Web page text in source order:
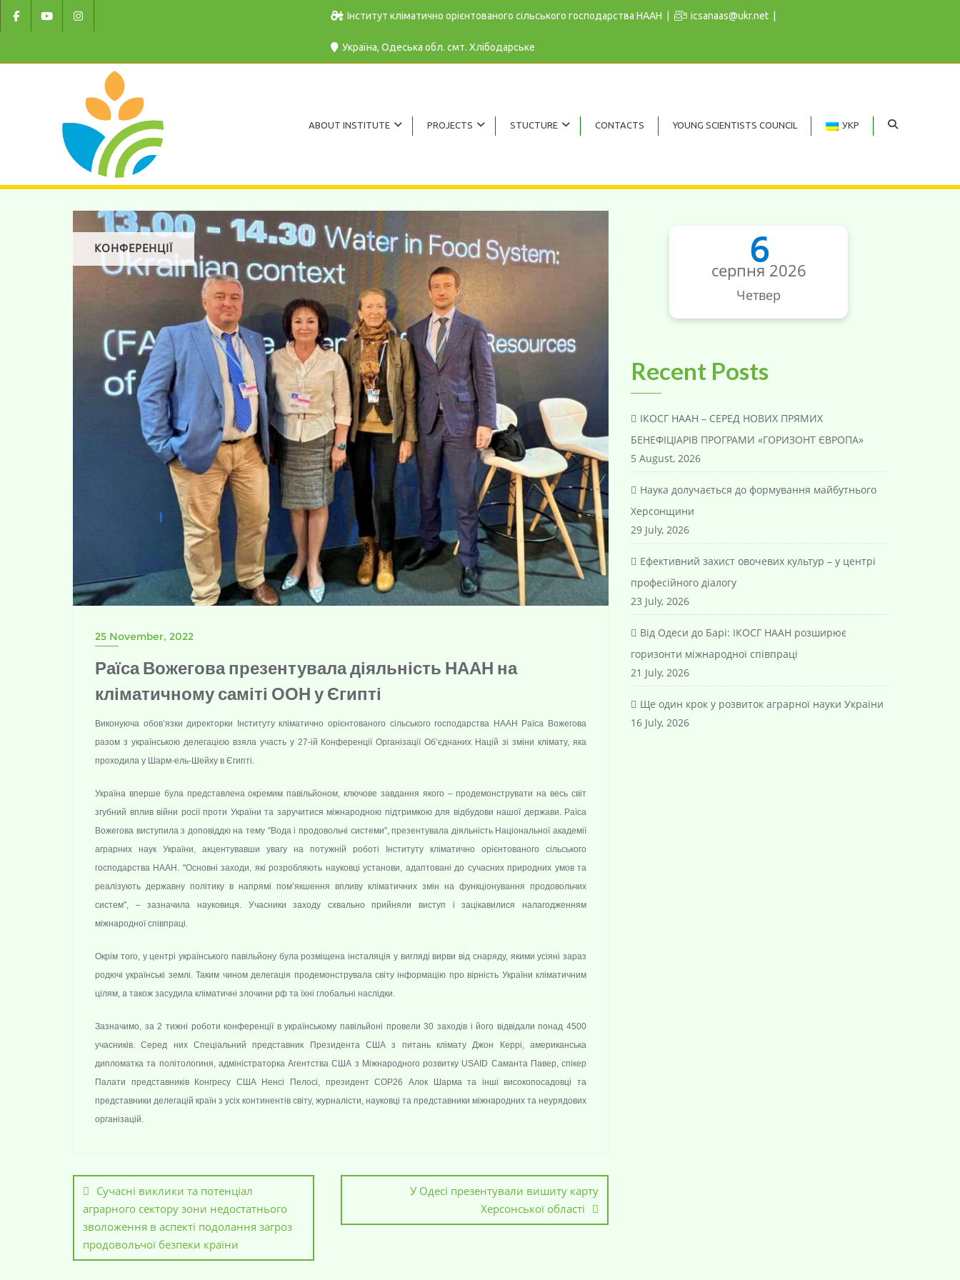
Інститут кліматично орієнтованого сільського господарства НААН icsanaas@ukr.net
Україна, Одеська обл. cмт. Хлібодарське
ABOUT INSTITUTE PROJECTS STUCTURE CONTACTS YOUNG SCIENTISTS COUNCIL УКР
КОНФЕРЕНЦІЇ
25 November, 2022
Раїса Вожегова презентувала діяльність НААН на
кліматичному саміті ООН у Єгипті
Виконуюча обов’язки директорки Інституту кліматично орієнтованого сільського господарства НААН Раїса Вожегова
разом з українською делегацією взяла участь у 27-ій Конференції Організації Об’єднаних Націй зі зміни клімату, яка
проходила у Шарм-ель-Шейху в Єгипті.
Україна вперше була представлена окремим павільйоном,ключове завдання якого – продемонструвати на весь світ
згубний вплив війни росії проти України та заручитися міжнародною підтримкою для відбудови нашої держави. Раїса
Вожегова виступила з доповіддю на тему "Вода і продовольчі системи", презентувала діяльність Національної академії
аграрних наук України, акцентувавши увагу на потужній роботі Інституту кліматично орієнтованого сільського
господарства НААН. "Основні заходи, які розробляють науковці установи, адаптовані до сучасних природних умов та
реалізують державну політику в напрямі пом’якшення впливу кліматичних змін на функціонування продовольчих
систем", – зазначила науковиця. Учасники заходу схвально прийняли виступ і зацікавилися налагодженням
міжнародної співпраці.
Окрім того, у центрі українського павільйону була розміщена інсталяція у вигляді вирви від снаряду, якими усіяні зараз
родючі українські землі. Таким чином делегація продемонструвала світу інформацію про вірність України кліматичним
цілям, а також засудила кліматичні злочини рф та їхні глобальні наслідки.
Зазначимо, за 2 тижні роботи конференції в українському павільйоні провели 30 заходів і його відвідали понад 4500
учасників. Серед них Спеціальний представник Президента США з питань клімату Джон Керрі, американська
дипломатка та політологиня, адміністраторка Агентства США з Міжнародного розвитку USAID Саманта Павер, спікер
Палати представників Конгресу США Ненсі Пелосі, президент СОР26 Алок Шарма та інші високопосадовці та
представники делегацій країн з усіх континентів світу, журналісти, науковці та представники міжнародних та неурядових
організацій.
Сучасні виклики та потенціал
аграрного сектору зони недостатнього
зволоження в аспекті подолання загроз
продовольчої безпеки країни
У Одесі презентували вишиту карту
Херсонської області
6
серпня 2026
Четвер
Recent Posts
ІКОСГ НААН – СЕРЕД НОВИХ ПРЯМИХ
БЕНЕФІЦІАРІВ ПРОГРАМИ «ГОРИЗОНТ ЄВРОПА»
5 August, 2026
Наука долучається до формування майбутнього
Херсонщини
29 July, 2026
Ефективний захист овочевих культур – у центрі
професійного діалогу
23 July, 2026
Від Одеси до Барі: ІКОСГ НААН розширює
горизонти міжнародної співпраці
21 July, 2026
Ще один крок у розвиток аграрної науки України
16 July, 2026